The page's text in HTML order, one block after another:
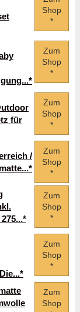
Shop
*
Zum
Shop
*
für
Zum
Shop
*
/
Zum
Shop
*
Zum
Shop
*
Zum
Shop
*
Zum
Shop